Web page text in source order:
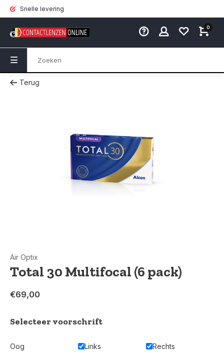
Snelle levering
0
Terug
Air Optix
Total 30 Multifocal (6 pack)
€69,00
Selecteer voorschrift
Oog Links Rechts